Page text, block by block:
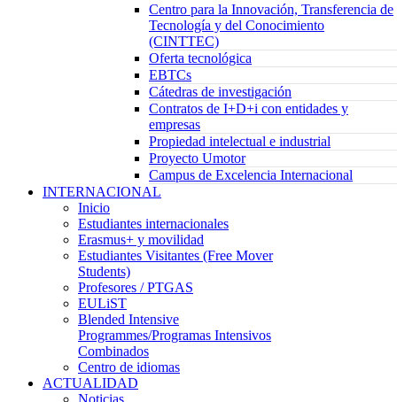
Centro para la Innovación, Transferencia de
Tecnología y del Conocimiento
(CINTTEC)
Oferta tecnológica
EBTCs
Cátedras de investigación
Contratos de I+D+i con entidades y
empresas
Propiedad intelectual e industrial
Proyecto Umotor
Campus de Excelencia Internacional
INTERNACIONAL
Inicio
Estudiantes internacionales
Erasmus+ y movilidad
Estudiantes Visitantes (Free Mover
Students)
Profesores / PTGAS
EULiST
Blended Intensive
Programmes/Programas Intensivos
Combinados
Centro de idiomas
ACTUALIDAD
Noticias